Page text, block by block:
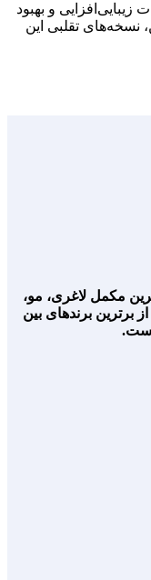
زیبایی‌افزایی و بهبود
نسخه‌های تقلبی این
مکمل لاغری، مو،
برترین برندهای بین
است.